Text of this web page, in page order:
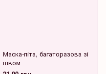
Маска-піта, багаторазова зі
швом